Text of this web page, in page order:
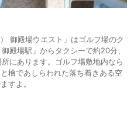
御殿場ウエスト」はゴルフ場のク
殿場駅」からタクシーで約20分、
にあります。ゴルフ場敷地内なら
檜であしらわれた落ち着きある空
すよ。